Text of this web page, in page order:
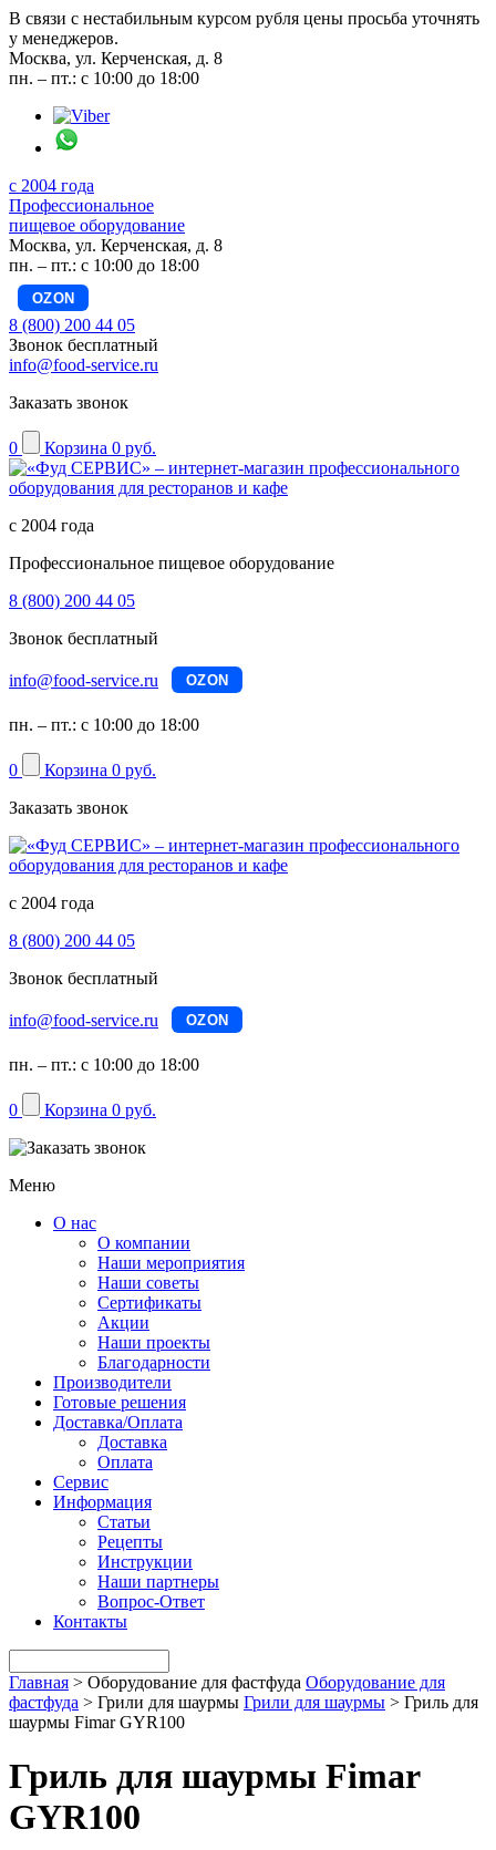
В связи с нестабильным курсом рубля цены просьба уточнять
у менеджеров.
Москва, ул. Керченская, д. 8
пн. – пт.: с 10:00 до 18:00
с 2004 года
Профессиональное
пищевое оборудование
Москва, ул. Керченская, д. 8
пн. – пт.: с 10:00 до 18:00
OZON
8 (800) 200 44 05
Звонок бесплатный
info@food-service.ru
Заказать звонок
0 Корзина 0 руб.
с 2004 года
Профессиональное пищевое оборудование
8 (800) 200 44 05
Звонок бесплатный
info@food-service.ru OZON
пн. – пт.: с 10:00 до 18:00
0 Корзина 0 руб.
Заказать звонок
с 2004 года
8 (800) 200 44 05
Звонок бесплатный
info@food-service.ru OZON
пн. – пт.: с 10:00 до 18:00
0 Корзина 0 руб.
Меню
О нас
О компании
Наши мероприятия
Наши советы
Сертификаты
Акции
Наши проекты
Благодарности
Производители
Готовые решения
Доставка/Оплата
Доставка
Оплата
Сервис
Информация
Статьи
Рецепты
Инструкции
Наши партнеры
Вопрос-Ответ
Контакты
Главная > Оборудование для фастфуда Оборудование для
фастфуда > Грили для шаурмы Грили для шаурмы > Гриль для
шаурмы Fimar GYR100
Гриль для шаурмы Fimar
GYR100